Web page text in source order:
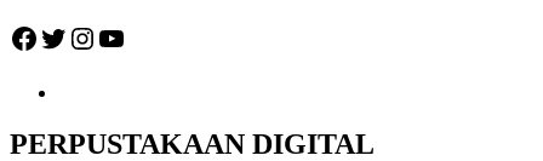
Facebook
Twitter
Instagram
YouTube
PERPUSTAKAAN DIGITAL